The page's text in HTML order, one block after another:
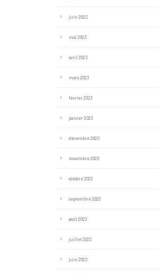
juin 2023
mai 2023
avril 2023
mars 2023
février 2023
janvier 2023
décembre 2022
novembre 2022
octobre 2022
septembre 2022
août 2022
juillet 2022
juin 2022